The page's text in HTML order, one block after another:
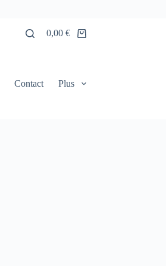
Panier
0,00€
Contact Plus